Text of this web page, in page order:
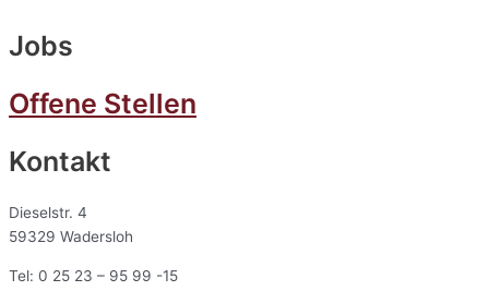
Jobs
Offene Stellen
Kontakt
Dieselstr. 4
59329 Wadersloh
Tel: 0 25 23 – 95 99 -15